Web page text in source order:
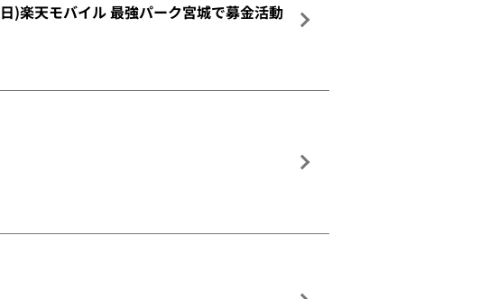
)楽天モバイル 最強パーク宮城で募金活動